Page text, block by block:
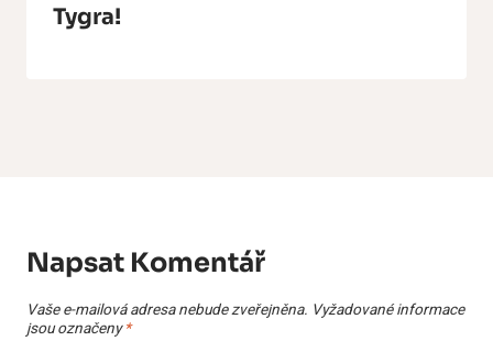
Tygra!
Napsat Komentář
Vaše e-mailová adresa nebude zveřejněna. Vyžadované informace
jsou označeny*